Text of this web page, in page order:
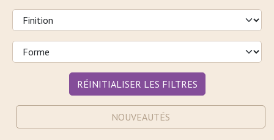
RÉINITIALISER LES FILTRES
NOUVEAUTÉS